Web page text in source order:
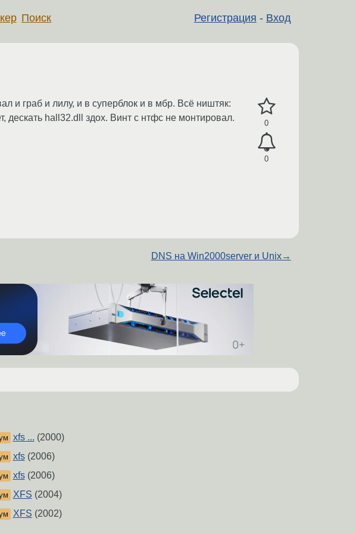
Регистрация - Вход
Поиск
0
0
и граб и лилу, и в суперблок и в мбр. Всё ништяк:
дескать hall32.dll здох. Винт с нтфс не монтировал.
DNS на Win2000server и Unix→
xfs ... (2000)
xfs(2006)
xfs(2006)
XFS (2004)
XFS (2002)